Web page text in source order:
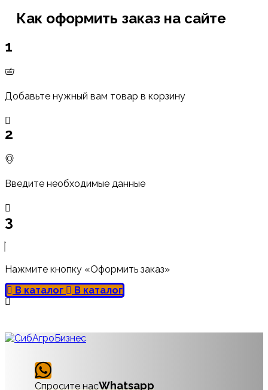
Как оформить заказ на сайте
1
Добавьте нужный вам товар в корзину
2
Введите необходимые данные
3
Нажмите кнопку «Оформить заказ»
В каталог
В каталог
Спросите насWhatsapp